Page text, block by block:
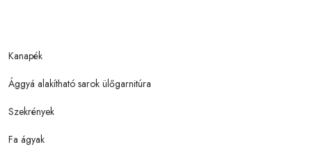
Kanapék
Ággyá alakítható sarok ülőgarnitúra
Szekrények
Fa ágyak